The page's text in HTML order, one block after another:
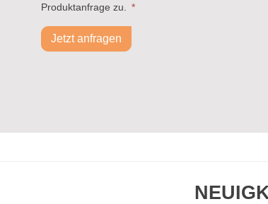
Produktanfrage zu.
*
Jetzt anfragen